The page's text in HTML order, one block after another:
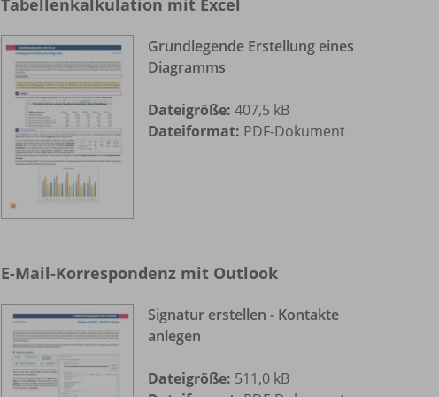
Grundlegende Erstellung eines
Diagramms
Dateigröße: 407,5 kB
Dateiformat: PDF-Dokument
E-Mail-Korrespondenz mit Outlook
Signatur erstellen - Kontakte
anlegen
Dateigröße: 511,0 kB